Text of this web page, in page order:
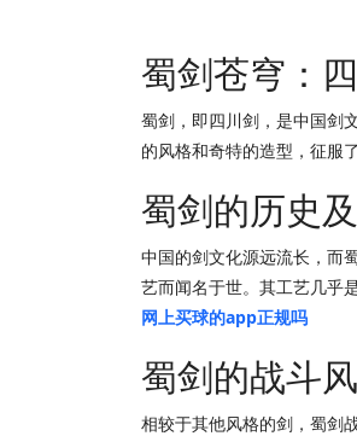
蜀剑苍穹：
蜀剑，即四川剑，是中国剑
的风格和奇特的造型，征服
蜀剑的历史
中国的剑文化源远流长，而
艺而闻名于世。其工艺几乎
网上买球的app正规吗
蜀剑的战斗
相较于其他风格的剑，蜀剑